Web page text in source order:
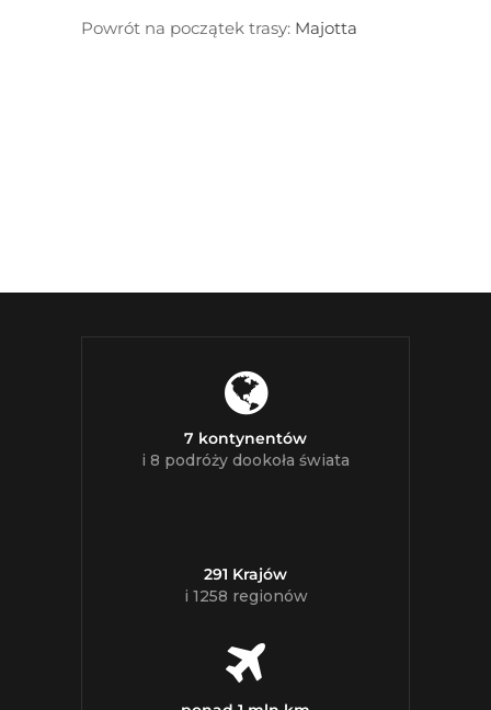
Powrót na początek trasy: Majotta
7 kontynentów
i 8 podróży dookoła świata
291 Krajów
i 1258 regionów